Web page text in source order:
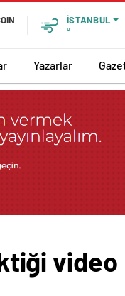
İSTANBUL
°
Yazarlar
video